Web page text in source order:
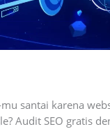
santai karena
Audit SEO gratis